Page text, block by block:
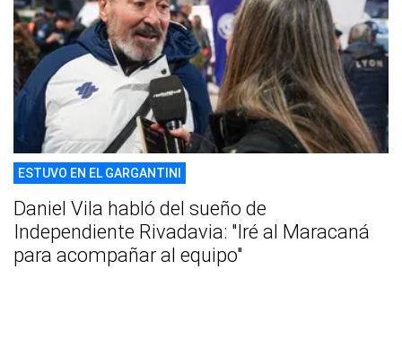
ESTUVO EN EL GARGANTINI
Daniel Vila habló del sueño de
Independiente Rivadavia: "Iré al Maracaná
para acompañar al equipo"